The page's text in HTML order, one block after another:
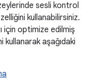
sesli kontrol
kullanabilirsiniz.
için optimize edilmiş
aşağıdaki